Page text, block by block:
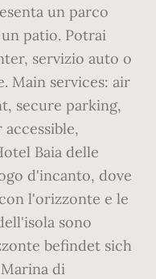
un parco
patio. Potrai
servizio auto o
Main services: air
secure parking,
Baia delle
d'incanto, dove
l'orizzonte e le
sono
befindet sich
di